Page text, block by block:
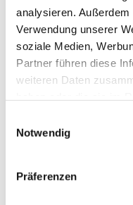
analysieren.
Verwendung unserer
soziale Medien,
Partner führen diese
weiteren Daten
Notwendig
Präferenzen
Der Johannes-
in den Räumen der
Winterpause in der
gemeinsamen